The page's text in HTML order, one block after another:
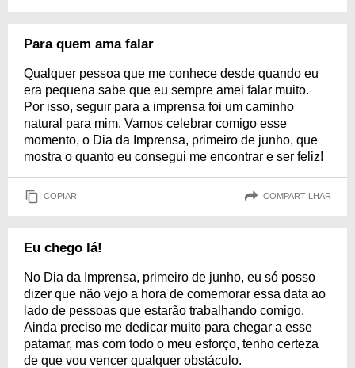
Para quem ama falar
Qualquer pessoa que me conhece desde quando eu
era pequena sabe que eu sempre amei falar muito.
Por isso, seguir para a imprensa foi um caminho
natural para mim. Vamos celebrar comigo esse
momento, o Dia da Imprensa, primeiro de junho, que
mostra o quanto eu consegui me encontrar e ser feliz!
COPIAR COMPARTILHAR
Eu chego lá!
No Dia da Imprensa, primeiro de junho, eu só posso
dizer que não vejo a hora de comemorar essa data ao
lado de pessoas que estarão trabalhando comigo.
Ainda preciso me dedicar muito para chegar a esse
patamar, mas com todo o meu esforço, tenho certeza
de que vou vencer qualquer obstáculo.